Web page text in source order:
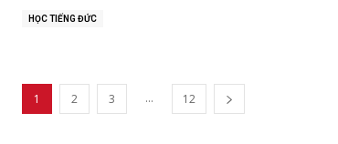
HỌC TIẾNG ĐỨC
1 2 3 ... 12